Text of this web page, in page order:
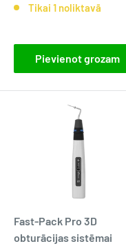
Tikai 1 noliktavā
Pievienot grozam
Fast-Pack Pro 3D
obturācijas sistēmai